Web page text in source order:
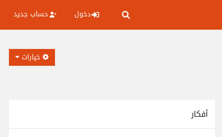
دخول حساب جديد
خيارات
أفكار